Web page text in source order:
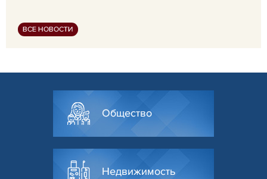
ВСЕ НОВОСТИ
Общество
Недвижимость